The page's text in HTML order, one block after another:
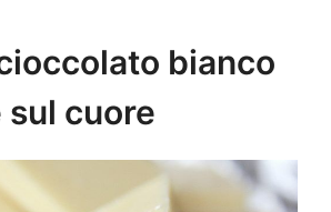
bianco
cuore